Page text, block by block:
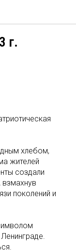
г.
хлебом,
жителей
создали
поколений и